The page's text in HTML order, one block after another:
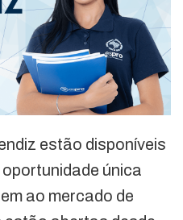
estão disponíveis
única
ao mercado de